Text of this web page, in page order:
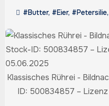
#Butter, #Eier, #Petersilie,
Klassisches Rührei -
ID: 500834857 –